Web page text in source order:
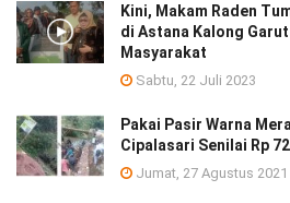
Kini, Makam Raden
di Astana Kalong
Masyarakat
Sabtu, 22 Juli 2023
Pakai Pasir Warna
Cipalasari Senilai Rp
Jumat, 27 Agustus 2021